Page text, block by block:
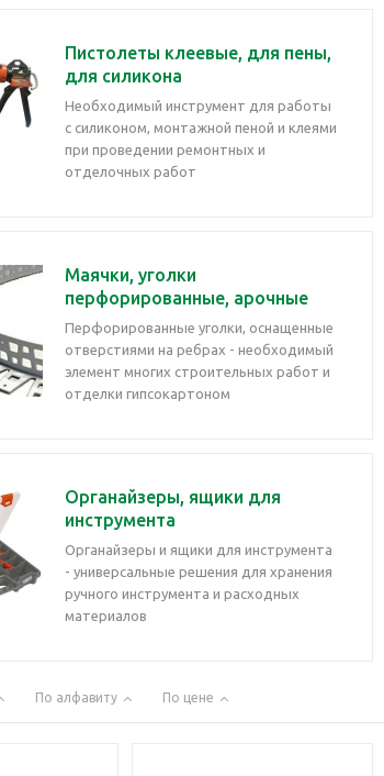
Пистолеты клеевые, для пены,
для силикона
Необходимый инструмент для работы
с силиконом, монтажной пеной и клеями
при проведении ремонтных и
отделочных работ
Маячки, уголки
перфорированные, арочные
Перфорированные уголки, оснащенные
отверстиями на ребрах - необходимый
элемент многих строительных работ и
отделки гипсокартоном
Органайзеры, ящики для
инструмента
Органайзеры и ящики для инструмента
- универсальные решения для хранения
ручного инструмента и расходных
материалов
По алфавиту По цене